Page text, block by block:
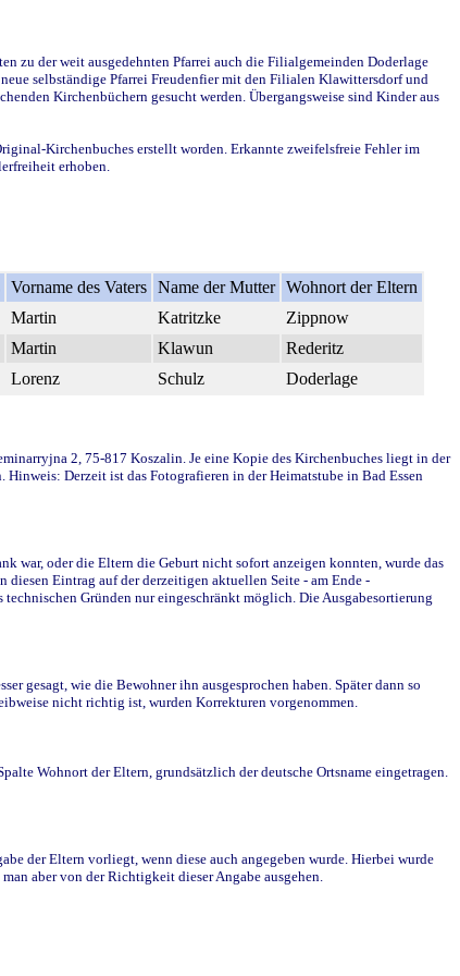
zu der weit ausgedehnten Pfarrei auch die Filialgemeinden Doderlage
selbständige Pfarrei Freudenfier mit den Filialen Klawittersdorf und
Kirchenbüchern gesucht werden. Übergangsweise sind Kinder aus
Kirchenbuches erstellt worden. Erkannte zweifelsfreie Fehler im
erhoben.
Vorname des Vaters Name der Mutter Wohnort der Eltern
Martin Katritzke
Zippnow
Martin Klawun
Rederitz
Lorenz Schulz Doderlage
2, 75-817 Koszalin. Je eine Kopie des Kirchenbuches liegt in der
Derzeit ist das Fotografieren in der Heimatstube in Bad Essen
war, oder die Eltern die Geburt nicht sofort anzeigen konnten, wurde das
Eintrag auf der derzeitigen aktuellen Seite - am Ende -
Gründen nur eingeschränkt möglich. Die Ausgabesortierung
gesagt, wie die Bewohner ihn ausgesprochen haben. Später dann so
nicht richtig ist, wurden Korrekturen vorgenommen.
Wohnort der Eltern, grundsätzlich der deutsche Ortsname eingetragen.
der Eltern vorliegt, wenn diese auch angegeben wurde. Hierbei wurde
aber von der Richtigkeit dieser Angabe ausgehen.